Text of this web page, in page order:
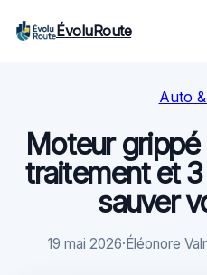
ÉvoluRoute
Auto
Moteur
traitement et
sauver
19 mai 2026·Éléonore